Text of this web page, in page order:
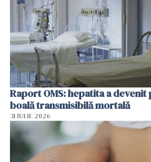
Raport OMS: hepatita a
boală transmisibilă mortală
31 IULIE 2026